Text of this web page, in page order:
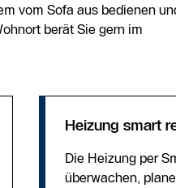
vom Sofa aus bedienen
berät Sie gern im
Heizung smart
Die Heizung per
überwachen,